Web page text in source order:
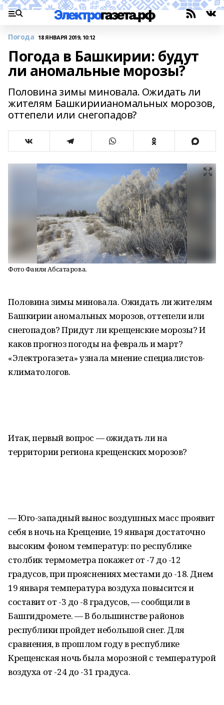
Погода 18 ЯНВАРЯ 2019, 10:12
Погода в Башкирии: будут
ли аномальные морозы?
Половина зимы миновала. Ожидать ли
жителям Башкириианомальных морозов,
оттепели или снегопадов?
Фото Фаиля Абсатарова.
Половина зимы миновала. Ожидать ли жителям
Башкирии аномальных морозов, оттепели или
снегопадов? Придут ли крещенские морозы? И
каков прогноз погоды на февраль и март?
«Электрогазета» узнала мнение специалистов-
климатологов.
Итак, первый вопрос — ожидать ли на
территории региона крещенских морозов?
— Юго-западный вынос воздушных масс проявит
себя в ночь на Крещение, 19 января достаточно
высоким фоном температур: по республике
столбик термометра покажет от -7 до -12
градусов, при прояснениях местами до -18. Днем
19 января температура воздуха повысится и
составит от -3 до -8 градусов, — сообщили в
Башгидромете. — В большинстве районов
республики пройдет небольшой снег. Для
сравнения, в прошлом году в республике
Крещенская ночь была морозной с температурой
воздуха от -24 до -31 градуса.